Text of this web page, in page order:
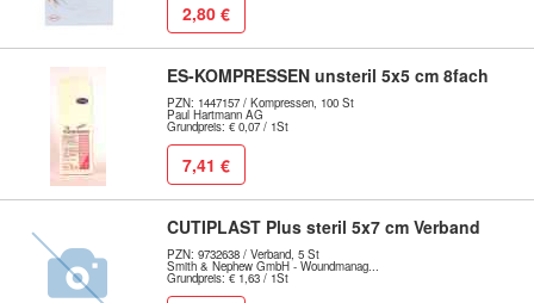
2,80 €
ES-KOMPRESSEN unsteril 5x5 cm 8fach
PZN: 1447157 / Kompressen, 100 St
Paul Hartmann AG
Grundpreis: € 0,07 / 1St
7,41 €
CUTIPLAST Plus steril 5x7 cm Verband
PZN: 9732638 / Verband, 5 St
Smith & Nephew GmbH - Woundmanag...
Grundpreis: € 1,63 / 1St